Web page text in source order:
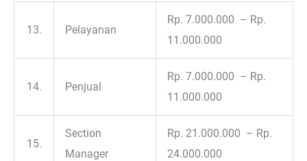
13. Pelayanan
Rp. 7.000.000 – Rp.
11.000.000
14. Penjual
Rp. 7.000.000 – Rp.
11.000.000
15.
Section
Manager
Rp. 21.000.000 – Rp.
24.000.000